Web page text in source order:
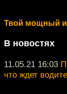
Твой мощный
В новостях
11.05.21 16:03
что ждет